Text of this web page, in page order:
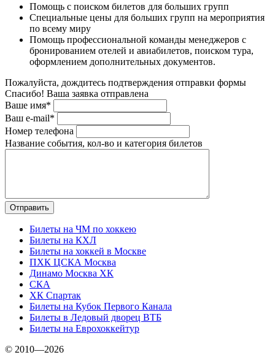
Помощь с поиском билетов для больших групп
Специальные цены для больших групп на мероприятия
по всему миру
Помощь профессиональной команды менеджеров с
бронированием отелей и авиабилетов, поиском тура,
оформлением дополнительных документов.
Пожалуйста, дождитесь подтверждения отправки формы
Спасибо! Ваша заявка отправлена
Ваше имя*
Ваш e-mail*
Номер телефона
Название события, кол-во и категория билетов
Билеты на ЧМ по хоккею
Билеты на КХЛ
Билеты на хоккей в Москве
ПХК ЦСКА Москва
Динамо Москва ХК
СКА
ХК Спартак
Билеты на Кубок Первого Канала
Билеты в Ледовый дворец ВТБ
Билеты на Еврохоккейтур
© 2010—2026